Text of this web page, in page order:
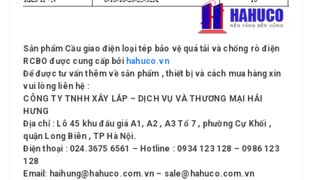
Sản phẩm Cầu giao điện loại tép bảo vệ quá tải và chống rò điện
RCBO được cung cấp bởi hahuco.vn
Để được tư vấn thêm về sản phẩm , thiết bị và cách mua hàng xin
vui lòng liên hệ :
CÔNG TY TNHH XÂY LẮP – DỊCH VỤ VÀ THƯƠNG MẠI HẢI
HƯNG
Địa chỉ : Lô 45 khu đấu giá A1, A2 , A3 Tổ 7 , phường Cự Khối ,
quận Long Biên , TP Hà Nội.
Điện thoại : 024.3675 6561 – Hotline : 0934 123 128 – 0986 123
128
Email: haihung@hahuco.com.vn – sale@hahuco.com.vn